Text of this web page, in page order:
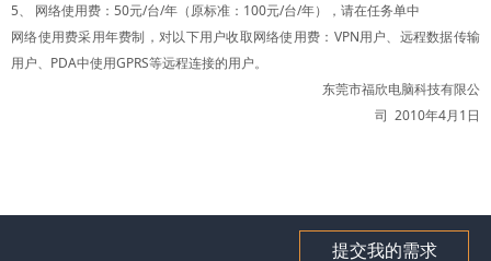
5、 网络使用费：50元/台/年（原标准：100元/台/年），请在任务单中
网络使用费采用年费制，对以下用户收取网络使用费：VPN用户、远程数据传输
用户、PDA中使用GPRS等远程连接的用户。
东莞市福欣电脑科技有限公
司 2010年4月1日
提交我的需求